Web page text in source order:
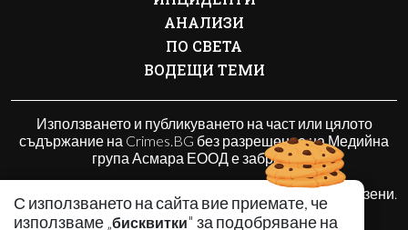
С използването на сайта вие приемате, че
използваме „бисквитки" за подобряване на
АНАЛИЗИ
ПО СВЕТА
ВОДЕЩИ ТЕМИ
Използването и публикуването на част или цялото
съдържание на Crimes.BG без разрешение на Медийна
група Асмара ЕООД е забранено.
© 2010 - 2026 | Crimes.BG. Всички права запазени.